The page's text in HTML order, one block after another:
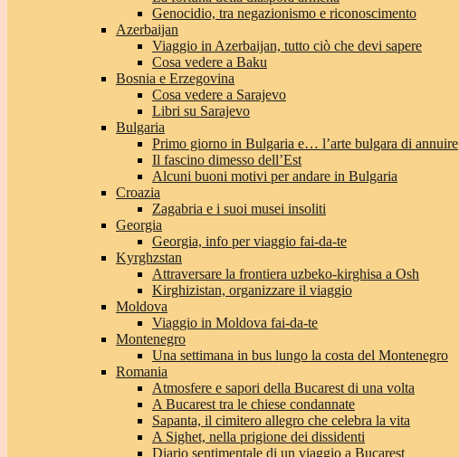
Genocidio, tra negazionismo e riconoscimento
Azerbaijan
Viaggio in Azerbaijan, tutto ciò che devi sapere
Cosa vedere a Baku
Bosnia e Erzegovina
Cosa vedere a Sarajevo
Libri su Sarajevo
Bulgaria
Primo giorno in Bulgaria e… l’arte bulgara di annuire
Il fascino dimesso dell’Est
Alcuni buoni motivi per andare in Bulgaria
Croazia
Zagabria e i suoi musei insoliti
Georgia
Georgia, info per viaggio fai-da-te
Kyrghzstan
Attraversare la frontiera uzbeko-kirghisa a Osh
Kirghizistan, organizzare il viaggio
Moldova
Viaggio in Moldova fai-da-te
Montenegro
Una settimana in bus lungo la costa del Montenegro
Romania
Atmosfere e sapori della Bucarest di una volta
A Bucarest tra le chiese condannate
Sapanta, il cimitero allegro che celebra la vita
A Sighet, nella prigione dei dissidenti
Diario sentimentale di un viaggio a Bucarest